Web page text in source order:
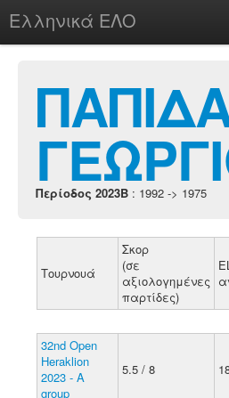
Ελληνικά ΕΛΟ
chesstu.be @ discord
Login
Περίοδος 2023B : 1992 -> 1975
Τουρνουά
Σκορ
(σε
αξιολογημένες
παρτίδες)
32nd Open
Heraklion
2023 - A
group
5.5 / 8